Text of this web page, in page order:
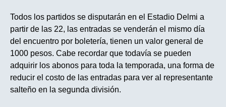
Todos los partidos se disputarán en el Estadio Delmi a
partir de las 22, las entradas se venderán el mismo día
del encuentro por boletería, tienen un valor general de
1000 pesos. Cabe recordar que todavía se pueden
adquirir los abonos para toda la temporada, una forma de
reducir el costo de las entradas para ver al representante
salteño en la segunda división.